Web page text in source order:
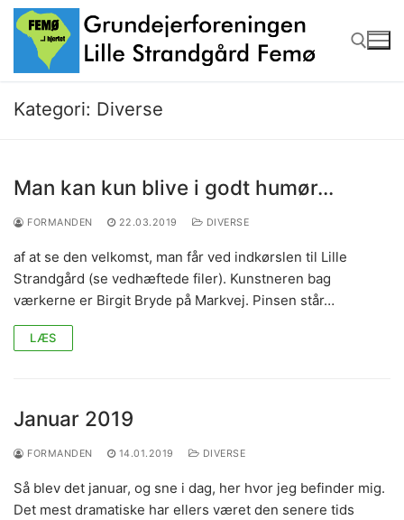
Spring
indhold
Kategori: Diverse
Man kan kun blive i godt humør…
FORMANDEN 22.03.2019 DIVERSE
af at se den velkomst, man får ved indkørslen til Lille
Strandgård (se vedhæftede filer). Kunstneren bag
værkerne er Birgit Bryde på Markvej. Pinsen står…
LÆS
Januar 2019
FORMANDEN 14.01.2019 DIVERSE
Så blev det januar, og sne i dag, her hvor jeg befinder mig.
Det mest dramatiske har ellers været den senere tids